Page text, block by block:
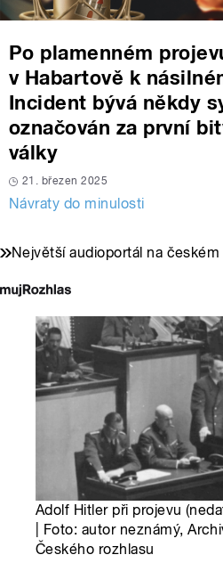
Po plamenném
v Habartově k
Incident bývá někdy
označován za první
války
21. březen 2025
Návraty do minulosti
Největší audioportál na
Adolf Hitler při projevu
| Foto: autor neznámý,
Českého rozhlasu